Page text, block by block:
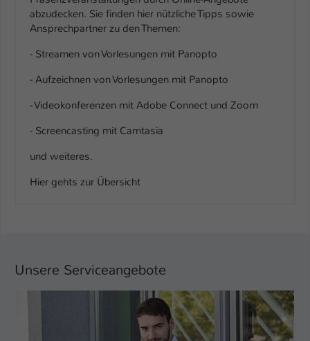
abzudecken. Sie finden hier nützliche Tipps sowie
Ansprechpartner zu den Themen:
- Streamen von Vorlesungen mit Panopto
- Aufzeichnen von Vorlesungen mit Panopto
- Videokonferenzen mit Adobe Connect und Zoom
- Screencasting mit Camtasia
und weiteres.
Hier gehts zur Übersicht
Unsere Serviceangebote